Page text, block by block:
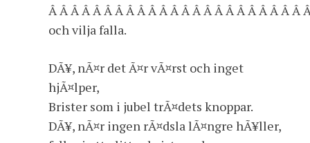
Â Â Â Â Â Â Â Â Â Â Â Â Â Â Â Â Â Â Â Â Â Â Â
och vilja falla.
DÃ¥, nÃ¤r det Ã¤r vÃ¤rst och inget
hjÃ¤lper,
Brister som i jubel trÃ¤dets knoppar.
DÃ¥, nÃ¤r ingen rÃ¤dsla lÃ¤ngre hÃ¥ller,